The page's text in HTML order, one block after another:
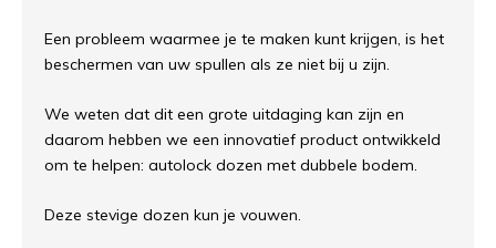
Een probleem waarmee je te maken kunt krijgen, is het
beschermen van uw spullen als ze niet bij u zijn.
We weten dat dit een grote uitdaging kan zijn en
daarom hebben we een innovatief product ontwikkeld
om te helpen: autolock dozen met dubbele bodem.
Deze stevige dozen kun je vouwen.